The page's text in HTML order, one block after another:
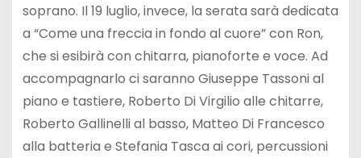
soprano. Il 19 luglio, invece, la serata sarà dedicata
a “Come una freccia in fondo al cuore” con Ron,
che si esibirà con chitarra, pianoforte e voce. Ad
accompagnarlo ci saranno Giuseppe Tassoni al
piano e tastiere, Roberto Di Virgilio alle chitarre,
Roberto Gallinelli al basso, Matteo Di Francesco
alla batteria e Stefania Tasca ai cori, percussioni